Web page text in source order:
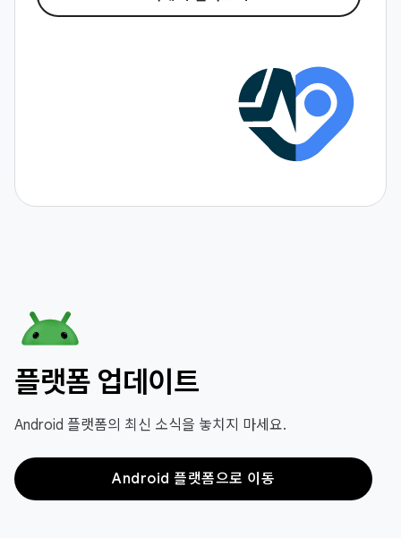
플랫폼 업데이트
Android 플랫폼의 최신 소식을 놓치지 마세요.
Android 플랫폼으로 이동